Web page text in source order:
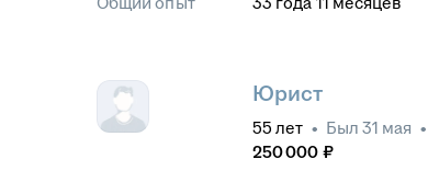
Юрист
55 лет • Был 31 мая •
250 000 ₽